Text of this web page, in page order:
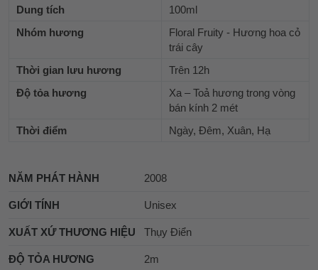
Dung tích
100ml
Nhóm hương
Floral Fruity - Hương hoa cỏ
trái cây
Thời gian lưu hương
Trên 12h
Độ tỏa hương
Xa – Toả hương trong vòng
bán kính 2 mét
Thời điểm
Ngày, Đêm, Xuân, Hạ
NĂM PHÁT HÀNH 2008
GIỚI TÍNH Unisex
XUẤT XỨ THƯƠNG HIỆU Thụy Điển
ĐỘ TỎA HƯƠNG 2m